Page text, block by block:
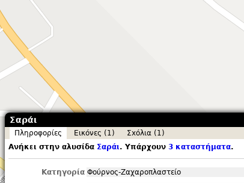
Σαράι
Πληροφορίες Εικόνες (1)
Σxόλια (1)
Ανήκει στην αλυσίδα Σαράι. Υπάρχουν 3 καταστήματα.
Κατηγορία Φούρνος-Ζαχαροπλαστείο